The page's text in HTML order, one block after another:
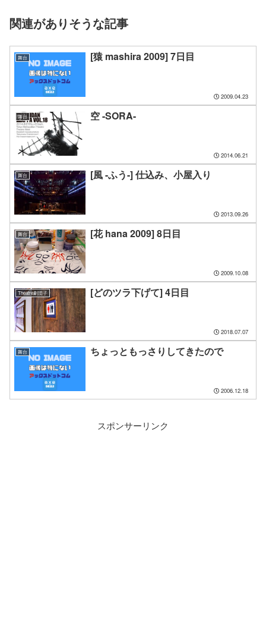
関連がありそうな記事
舞台 [猿 mashira 2009] 7日目
2009.04.23
舞台 空 -SORA-
2014.06.21
舞台 [風 -ふう-] 仕込み、小屋入り
2013.09.26
舞台 [花 hana 2009] 8日目
2009.10.08
Theatre劇団子 [どのツラ下げて] 4日目
2018.07.07
舞台 ちょっともっさりしてきたので
2006.12.18
スポンサーリンク